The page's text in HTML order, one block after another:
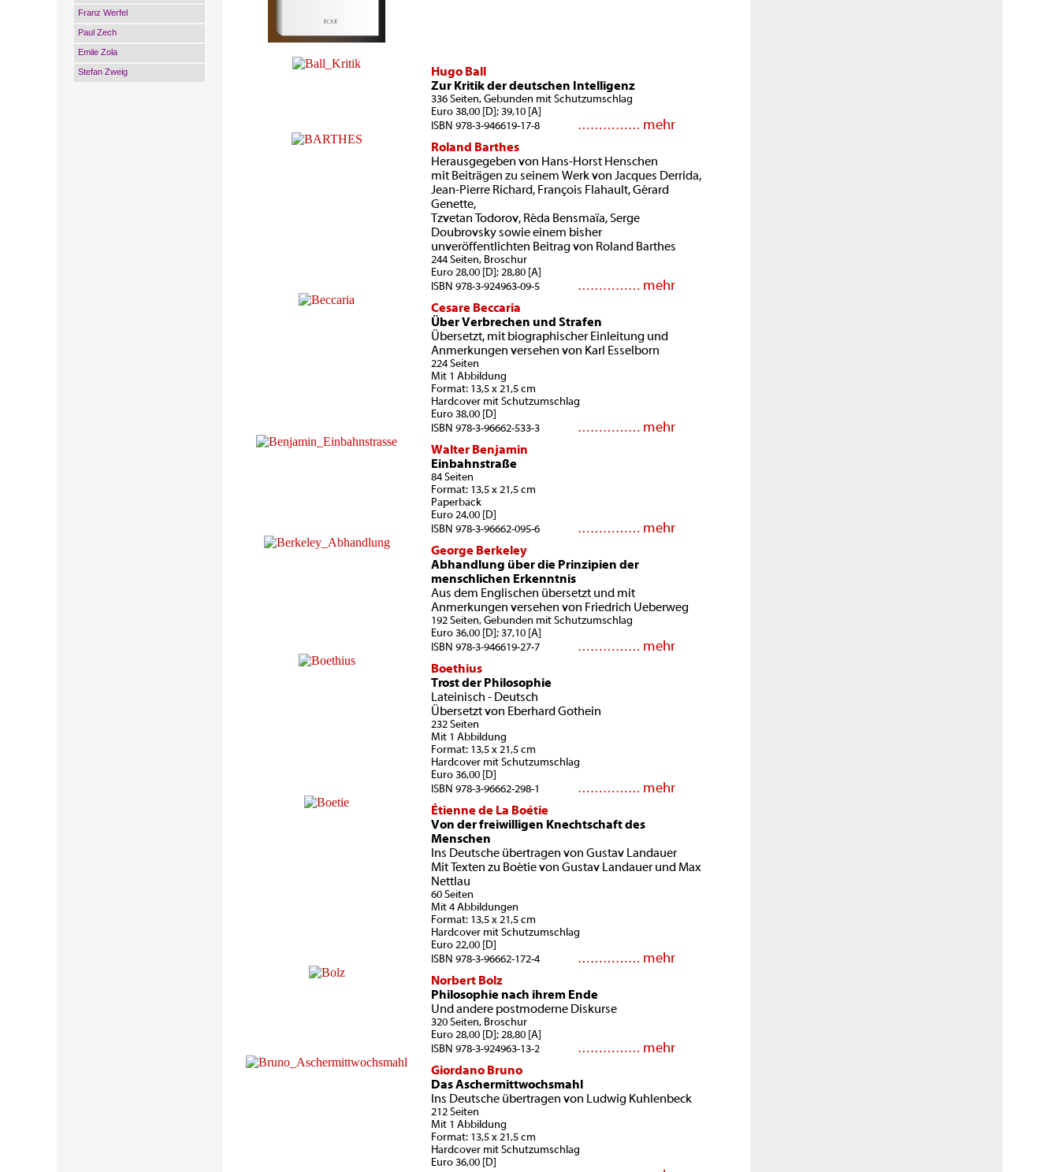
Franz Werfel
Paul Zech
Emile Zola
Stefan Zweig
Hugo Ball
Zur Kritik der deutschen Intelligenz
336 Seiten, Gebunden mit Schutzumschlag
Euro 38,00 [D]; 39,10 [A]
ISBN 978-3-946619-17-8 …………… mehr
Roland Barthes
Herausgegeben von Hans-Horst Henschen
mit Beiträgen zu seinem Werk von Jacques Derrida,
Jean-Pierre Richard, François Flahault, Gérard
Genette,
Tzvetan Todorov, Réda Bensmaïa, Serge
Doubrovsky sowie einem bisher
unveröffentlichten Beitrag von Roland Barthes
244 Seiten, Broschur
Euro 28,00 [D]; 28,80 [A]
ISBN 978-3-924963-09-5 …………… mehr
Cesare Beccaria
Über Verbrechen und Strafen
Übersetzt, mit biographischer Einleitung und
Anmerkungen versehen von Karl Esselborn
224 Seiten
Mit 1 Abbildung
Format: 13,5 x 21,5 cm
Hardcover mit Schutzumschlag
Euro 38,00 [D]
ISBN 978-3-96662-533-3 …………… mehr
Walter Benjamin
Einbahnstraße
84 Seiten
Format: 13,5 x 21,5 cm
Paperback
Euro 24,00 [D]
ISBN 978-3-96662-095-6 …………… mehr
George Berkeley
Abhandlung über die Prinzipien der
menschlichen Erkenntnis
Aus dem Englischen übersetzt und mit
Anmerkungen versehen von Friedrich Ueberweg
192 Seiten, Gebunden mit Schutzumschlag
Euro 36,00 [D]; 37,10 [A]
ISBN 978-3-946619-27-7 …………… mehr
Boethius
Trost der Philosophie
Lateinisch - Deutsch
Übersetzt von Eberhard Gothein
232 Seiten
Mit 1 Abbildung
Format: 13,5 x 21,5 cm
Hardcover mit Schutzumschlag
Euro 36,00 [D]
ISBN 978-3-96662-298-1
…………… mehr
Étienne de La Boétie
Von der freiwilligen Knechtschaft des
Menschen
Ins Deutsche übertragen von Gustav Landauer
Mit Texten zu Boétie von Gustav Landauer und Max
Nettlau
60 Seiten
Mit 4 Abbildungen
Format: 13,5 x 21,5 cm
Hardcover mit Schutzumschlag
Euro 22,00 [D]
ISBN 978-3-96662-172-4…………… mehr
Norbert Bolz
Philosophie nach ihrem Ende
Und andere postmoderne Diskurse
320 Seiten, Broschur
Euro 28,00 [D]; 28,80 [A]
ISBN 978-3-924963-13-2 …………… mehr
Giordano Bruno
Das Aschermittwochsmahl
Ins Deutsche übertragen von Ludwig Kuhlenbeck
212 Seiten
Mit 1 Abbildung
Format: 13,5 x 21,5 cm
Hardcover mit Schutzumschlag
Euro 36,00 [D]